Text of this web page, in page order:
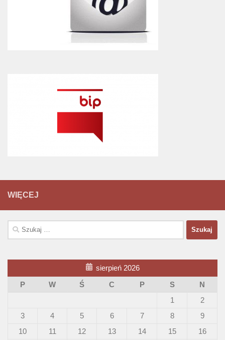
WIĘCEJ
Szukaj:
sierpień 2026
P
W Ś C P S
N
1
2
3
4 5 6 7 8
9
10
11 12 13 14 15
16